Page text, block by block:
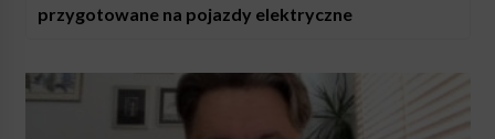
przygotowane na pojazdy elektryczne